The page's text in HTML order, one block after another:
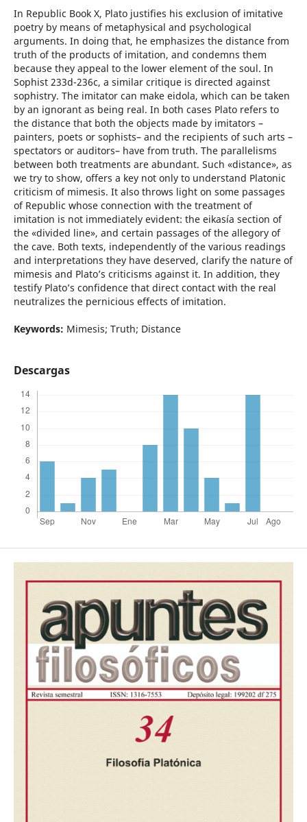
In Republic Book X, Plato justifies his exclusion of imitative
poetry by means of metaphysical and psychological
arguments. In doing that, he emphasizes the distance from
truth of the products of imitation, and condemns them
because they appeal to the lower element of the soul. In
Sophist 233d-236c, a similar critique is directed against
sophistry. The imitator can make eidola, which can be taken
by an ignorant as being real. In both cases Plato refers to
the distance that both the objects made by imitators –
painters, poets or sophists– and the recipients of such arts –
spectators or auditors– have from truth. The parallelisms
between both treatments are abundant. Such «distance», as
we try to show, offers a key not only to understand Platonic
criticism of mimesis. It also throws light on some passages
of Republic whose connection with the treatment of
imitation is not immediately evident: the eikasía section of
the «divided line», and certain passages of the allegory of
the cave. Both texts, independently of the various readings
and interpretations they have deserved, clarify the nature of
mimesis and Plato’s criticisms against it. In addition, they
testify Plato’s confidence that direct contact with the real
neutralizes the pernicious effects of imitation.
Keywords: Mimesis; Truth; Distance
Descargas